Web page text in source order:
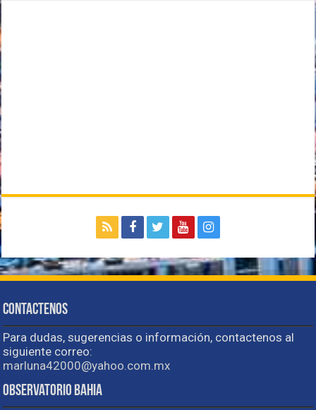
Contactenos
Para dudas, sugerencias o información, contactenos al
siguiente correo:
marluna42000@yahoo.com.mx
Observatorio Bahia